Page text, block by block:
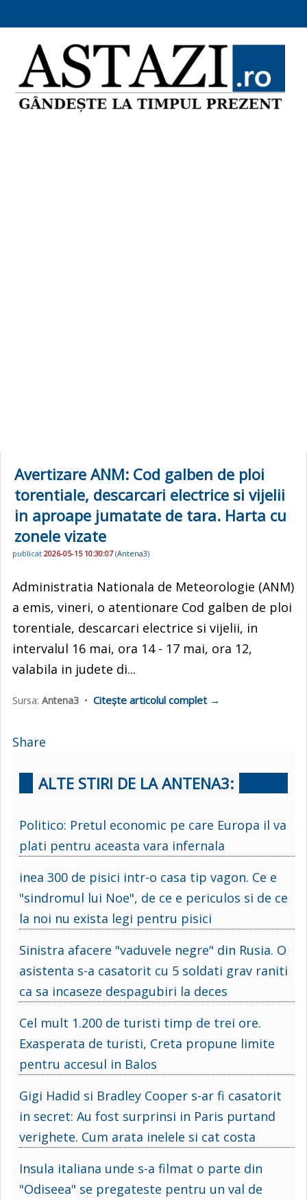
Avertizare ANM: Cod galben de ploi
torentiale, descarcari electrice si vijelii
in aproape jumatate de tara. Harta cu
zonele vizate
publicat 2026-05-15 10:30:07(Antena3)
Administratia Nationala de Meteorologie (ANM)
a emis, vineri, o atentionare Cod galben de ploi
torentiale, descarcari electrice si vijelii, in
intervalul 16 mai, ora 14 - 17 mai, ora 12,
valabila in judete di...
Sursa: Antena3 • Citește articolul complet →
Share
ALTE STIRI DE LA ANTENA3:
Politico: Pretul economic pe care Europa il va
plati pentru aceasta vara infernala
inea 300 de pisici intr-o casa tip vagon. Ce e
"sindromul lui Noe", de ce e periculos si de ce
la noi nu exista legi pentru pisici
Sinistra afacere "vaduvele negre" din Rusia. O
asistenta s-a casatorit cu 5 soldati grav raniti
ca sa incaseze despagubiri la deces
Cel mult 1.200 de turisti timp de trei ore.
Exasperata de turisti, Creta propune limite
pentru accesul in Balos
Gigi Hadid si Bradley Cooper s-ar fi casatorit
in secret: Au fost surprinsi in Paris purtand
verighete. Cum arata inelele si cat costa
Insula italiana unde s-a filmat o parte din
"Odiseea" se pregateste pentru un val de